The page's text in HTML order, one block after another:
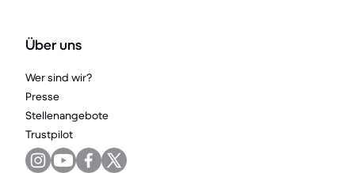
Über uns
Wer sind wir?
Presse
Stellenangebote
Trustpilot